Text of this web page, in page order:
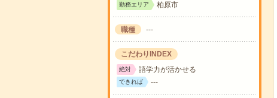
勤務エリア 柏原市
職種 ---
こだわりINDEX
絶対 語学力が活かせる
できれば ---